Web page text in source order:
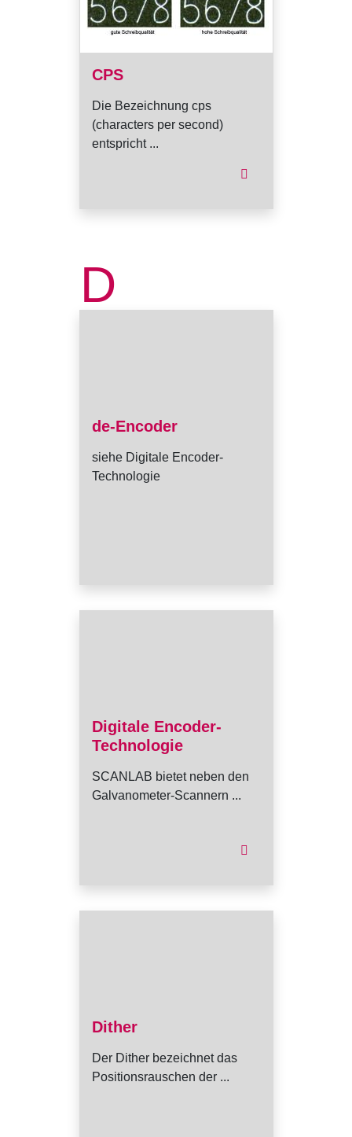
CPS
Die Bezeichnung cps
(characters per second)
entspricht ...
D
de-Encoder
siehe Digitale Encoder-
Technologie
Digitale Encoder-
Technologie
SCANLAB bietet neben den
Galvanometer-Scannern ...
Dither
Der Dither bezeichnet das
Positionsrauschen der ...